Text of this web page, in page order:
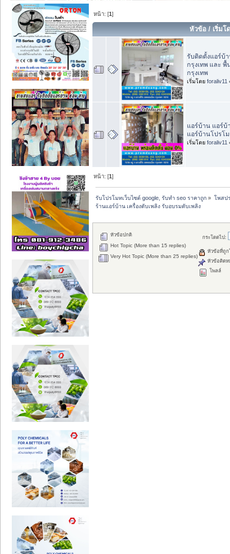
หน้า: [1]
หัวข้อ / เริ่มโ
รับติดตั้งแอร์บ้
กรุงเทพ และ พื้
กรุงเทพ
เริ่มโดย foraliv11
แอร์บ้าน แอร์บ้
แอร์บ้านโปรโ
เริ่มโดย foraliv11
หน้า: [1]
รับโปรโมทเว็บไซต์ google, รับทำ seo ราคาถูก » โพสป
ร้านแอร์บ้าน เครื่องดับเพลิง รับอบรมดับเพลิง
กระโดดไป:
หัวข้อปกติ
Hot Topic (More than 15 replies)
Very Hot Topic (More than 25 replies)
หัวข้อที่ถู
หัวข้อติดห
โพลล์